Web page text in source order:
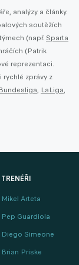
analýzy a články.
soutěžích
(např. Sparta
(Patrik
reprezentaci.
zprávy z
Bundesliga, LaLiga,
TRENÉŘI
Mikel Arteta
Pep Guardiola
Diego Simeone
Brian Priske